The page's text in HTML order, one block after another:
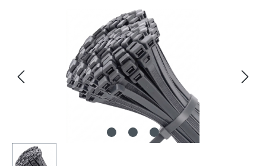
Bildergalerie überspringen